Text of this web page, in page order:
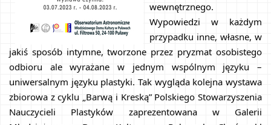
wewnętrznego.
Wypowiedzi w każdym
przypadku inne, własne, w
jakiś sposób intymne, tworzone przez pryzmat osobistego
odbioru ale wyrażane w jednym wspólnym języku –
uniwersalnym języku plastyki. Tak wygląda kolejna wystawa
zbiorowa z cyklu „Barwą i Kreską” Polskiego Stowarzyszenia
Nauczycieli Plastyków zaprezentowana w Galerii